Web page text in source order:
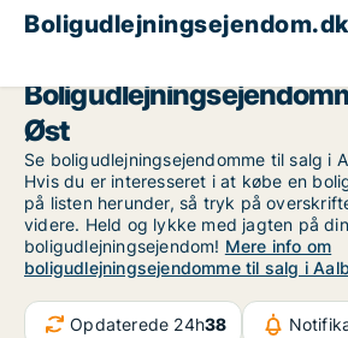
Boligudlejningsejendom.dk
Øst
Se boligudlejningsejendomme til salg i
Hvis du er interesseret i at købe en
på listen herunder, så tryk på
videre. Held og lykke med jagten på
boligudlejningsejendom! Mere info om
boligudlejningsejendomme til salg i
Opdaterede 24h38